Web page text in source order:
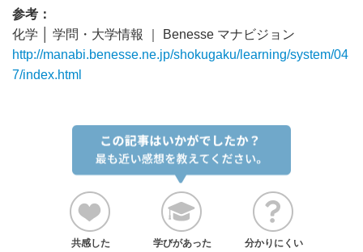
参考：
化学 │ 学問・大学情報 ｜ Benesse マナビジョン
http://manabi.benesse.ne.jp/shokugaku/learning/system/04
7/index.html
共感した 学びがあった 分かりにくい